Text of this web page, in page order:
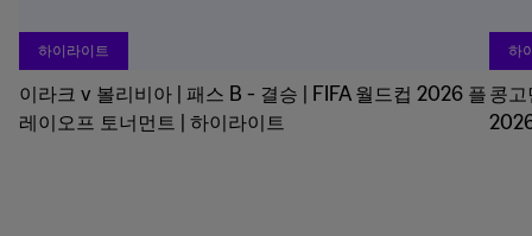
하이라이트
이라크 v 볼리비아 | 패스 B - 결승 | FIFA 월드컵 2026 플
레이오프 토너먼트 | 하이라이트
하
콩